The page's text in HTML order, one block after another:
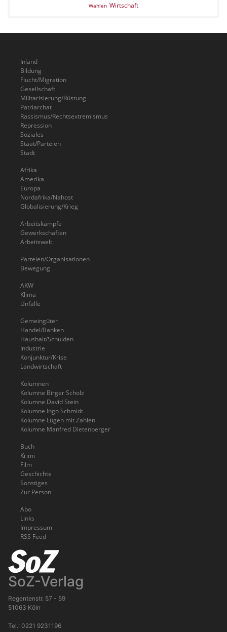
Wahlen Wirtschaft
Inland
Bildung
Flucht/Migration
Gesellschaft
Militarisierung/Rüstung
Patriarchat
Rassismus/Rechtsextremismus
Repression
Soziales
Staat/Parteien
Stadt
Afrika
Amerika
Europa
Nordafrika/Nahost
Globalisierung/Krieg
Arbeitskämpfe
Gewerkschaften
Arbeitswelt
Parteien/Organisationen
Bewegung
AKW
Klima
Unfälle
Gemeingüter
Handel/Banken
Haushalt/Schulden
Industrie
Konjunktur/Krise
Landwirtschaft
Kolumnen
Kolumne Birger Scholz
Kolumne David Stein
Kolumne Ingo Schmidt
Kolumne Lügen mit Zahlen
Kolumne Manfred Dietenberger
Buch
Krimi
Film
Geschichte
Sonstiges
Zur Person
Abo
Links
Impressum
RSS Feed
SoZ-Verlag
Regentenstr. 57 - 59
51063 Köln
Tel.: 0221 9231196